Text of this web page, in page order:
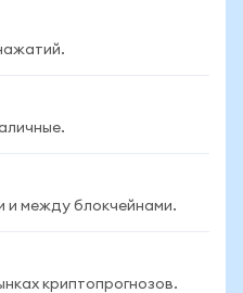
и между блокчейнами.
криптопрогнозов.